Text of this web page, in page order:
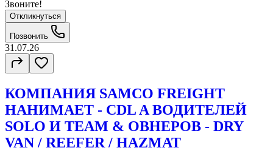
Звоните!
Откликнуться
Позвонить
31.07.26
КОМПАНИЯ SAMCO FREIGHT
НАНИМАЕТ - CDL A ВОДИТЕЛЕЙ
SOLO И TEAM & ОВНЕРОВ - DRY
VAN / REEFER / HAZMAT